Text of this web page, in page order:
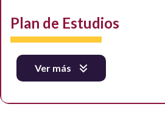
Plan de Estudios
Ver más